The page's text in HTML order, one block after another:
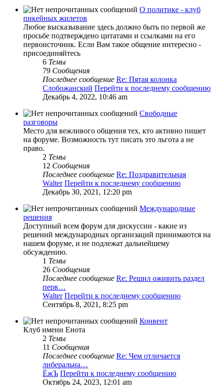
О политике - клуб
пикейных жилетов
Любое высказывание здесь должно быть по первой же
просьбе подтверждено цитатами и ссылками на его
первоисточник. Если Вам такое общение интересно -
присоединяйтесь
6 Темы
79 Сообщения
Последнее сообщение Re: Пятая колонка
Слобожанский Перейти к последнему сообщению
Декабрь 4, 2022, 10:46 am
Свободные
разговоры
Место для вежливого общения тех, кто активно пишет
на форуме. Возможность тут писать это льгота а не
право.
2 Темы
12 Сообщения
Последнее сообщение Re: Поздравительная
Walter Перейти к последнему сообщению
Декабрь 30, 2021, 12:20 pm
Международные
решения
Доступный всем форум для дискуссии - какие из
решений международных организаций принимаются на
нашем форуме, и не подлежат дальнейшему
обсуждению.
1 Темы
26 Сообщения
Последнее сообщение Re: Решил оживить раздел
перв…
Walter Перейти к последнему сообщению
Сентябрь 8, 2021, 8:25 pm
Конвент
Клуб имени Енота
2 Темы
11 Сообщения
Последнее сообщение Re: Чем отличается
либеральна…
ЁжЪ Перейти к последнему сообщению
Октябрь 24, 2023, 12:01 am